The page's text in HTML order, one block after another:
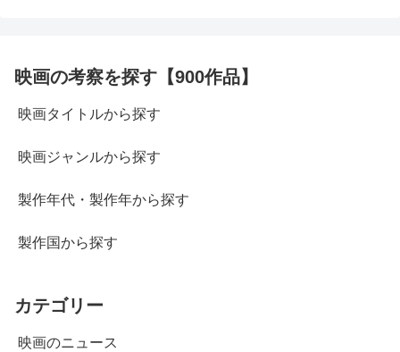
映画の考察を探す【900作品】
映画タイトルから探す
映画ジャンルから探す
製作年代・製作年から探す
製作国から探す
カテゴリー
映画のニュース